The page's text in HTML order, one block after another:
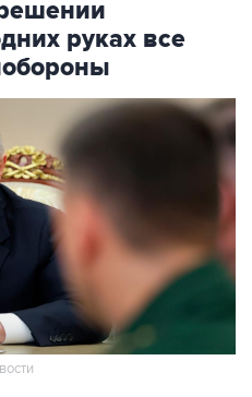
руках все